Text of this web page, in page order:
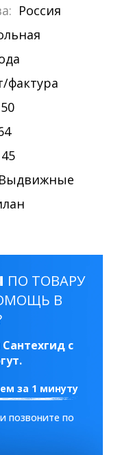
Россия
фактура
50
45
Выдвижные
ПО ТОВАРУ
В
с
за 1 минуту
позвоните по